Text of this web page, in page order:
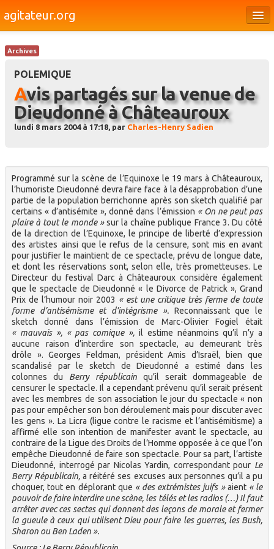
agitateur.org
Société
Culture
Médias
Brèves
Archives
POLEMIQUE
Avis partagés sur la venue de
Dieudonné à Châteauroux
lundi 8 mars 2004 à 17:18, par Charles-Henry Sadien
Programmé sur la scène de l’Equinoxe le 19 mars à Châteauroux,
l’humoriste Dieudonné devra faire face à la désapprobation d’une
partie de la population berrichonne après son sketch qualifié par
certains « d’antisémite », donné dans l’émission « On ne peut pas
plaire à tout le monde »sur la chaîne publique France 3. Du côté
de la direction de l’Equinoxe, le principe de liberté d’expression
des artistes ainsi que le refus de la censure, sont mis en avant
pour justifier le maintient de ce spectacle, prévu de longue date,
et dont les réservations sont, selon elle, très prometteuses. Le
Directeur du festival Darc à Châteauroux considère également
que le spectacle de Dieudonné « le Divorce de Patrick », Grand
Prix de l’humour noir 2003 « est une critique très ferme de toute
forme d’antisémisme et d’intégrisme ».Reconnaissant que le
sketch donné dans l’émission de Marc-Olivier Fogiel était
« mauvais », « pas comique », il estime néanmoins qu’il n’y a
aucune raison d’interdire son spectacle, au demeurant très
drôle ». Georges Feldman, président Amis d’Israël, bien que
scandalisé par le sketch de Dieudonné a estimé dans les
colonnes du Berry républicain qu’il serait dommageable de
censurer le spectacle. Il a cependant prévenu qu’il serait présent
avec les membres de son association le jour du spectacle « non
pas pour empêcher son bon déroulement mais pour discuter avec
les gens ». La Licra (ligue contre le racisme et l’antisémitisme) a
affirmé elle son intention de manifester avant le spectacle, au
contraire de la Ligue des Droits de l’Homme opposée à ce que l’on
empêche Dieudonné de faire son spectacle. Pour sa part, l’artiste
Dieudonné, interrogé par Nicolas Yardin, correspondant pour Le
Berry Républicain, a réitéré ses excuses aux personnes qu’il a pu
choquer, tout en déplorant que « des extrémistes juifs »aient « le
pouvoir de faire interdire une scène, les télés et les radios (…) Il faut
arrêter avec ces sectes qui donnent des leçons de morale et fermer
la gueule à ceux qui utilisent Dieu pour faire les guerres, les Bush,
Sharon ou Ben Laden ».